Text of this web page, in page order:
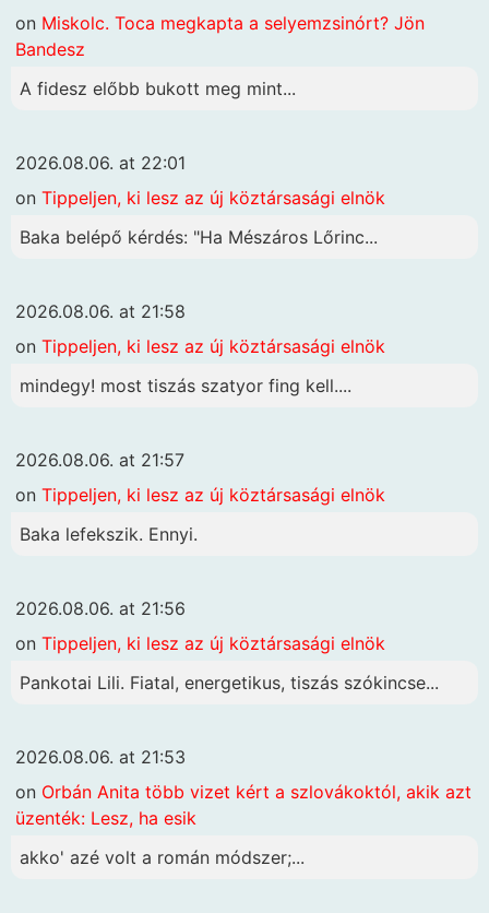
on Miskolc. Toca megkapta a selyemzsinórt? Jön
Bandesz
A fidesz előbb bukott meg mint...
2026.08.06. at 22:01
on Tippeljen, ki lesz az új köztársasági elnök
Baka belépő kérdés: "Ha Mészáros Lőrinc...
2026.08.06. at 21:58
on Tippeljen, ki lesz az új köztársasági elnök
mindegy! most tiszás szatyor fing kell....
2026.08.06. at 21:57
on Tippeljen, ki lesz az új köztársasági elnök
Baka lefekszik. Ennyi.
2026.08.06. at 21:56
on Tippeljen, ki lesz az új köztársasági elnök
Pankotai Lili. Fiatal, energetikus, tiszás szókincse...
2026.08.06. at 21:53
on Orbán Anita több vizet kért a szlovákoktól, akik azt
üzenték: Lesz, ha esik
akko' azé volt a román módszer;...